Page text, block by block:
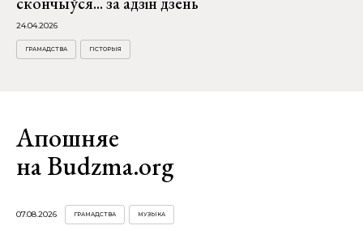
24.04.2026
ГРАМАДСТВА ГІСТОРЫЯ
Апошняе
на Budzma.org
07.08.2026 ГРАМАДСТВА МУЗЫКА